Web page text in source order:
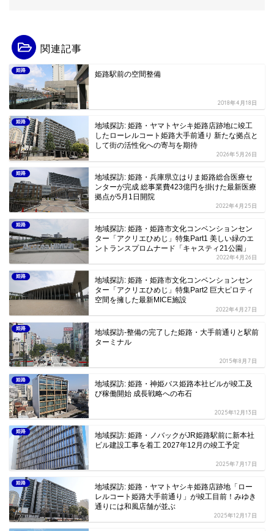
関連記事
姫路 姫路駅前の空間整備
2018年4月18日
姫路
地域探訪: 姫路・ヤマトヤシキ姫路店跡地に竣工
したローレルコート姫路大手前通り 新たな拠点と
して街の活性化への寄与を期待
2026年5月26日
姫路
地域探訪: 姫路・兵庫県立はりま姫路総合医療セ
ンターが完成 総事業費423億円を掛けた最新医療
拠点が5月1日開院
2022年4月25日
姫路
地域探訪: 姫路・姫路市文化コンベンションセン
ター「アクリエひめじ」特集Part1 美しい緑のエ
ントランスプロムナード「キャスティ21公園」
2022年4月26日
姫路
地域探訪: 姫路・姫路市文化コンベンションセン
ター「アクリエひめじ」特集Part2 巨大ピロティ
空間を擁した最新MICE施設
2022年4月27日
姫路
地域探訪-整備の完了した姫路・大手前通りと駅前
ターミナル
2015年8月7日
姫路
地域探訪: 姫路・神姫バス姫路本社ビルが竣工及
び稼働開始 成長戦略への布石
2025年12月13日
姫路
地域探訪: 姫路・ノバックがJR姫路駅前に新本社
ビル建設工事を着工 2027年12月の竣工予定
2025年7月17日
姫路
地域探訪: 姫路・ヤマトヤシキ姫路店跡地「ロー
レルコート姫路大手前通り」が竣工目前！みゆき
通りには和風店舗が並ぶ
2025年12月17日